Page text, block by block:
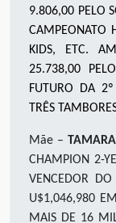
9.806,00 PELO
CAMPEONATO
KIDS, ETC.
25.738,00
FUTURO DA
TRÊS
Mãe –
CHAMPION 2-
VENCEDOR
U$1,046,980
MAIS DE 16